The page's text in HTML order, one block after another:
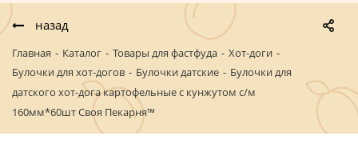
назад
Главная - Каталог - Товары для фастфуда - Хот-доги -
Булочки для хот-догов - Булочки датские - Булочки для
датского хот-дога картофельные с кунжутом с/м
160мм*60шт Своя Пекарня™